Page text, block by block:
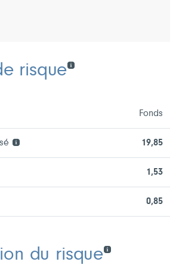
risque
Fonds
19,85
1,53
0,85
du risque